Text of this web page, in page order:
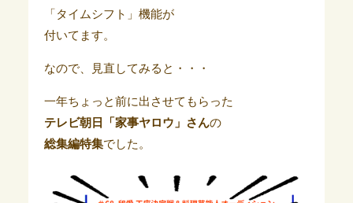
「タイムシフト」機能が
付いてます。
なので、見直してみると・・・
一年ちょっと前に出させてもらった
テレビ朝日「家事ヤロウ」さんの
総集編特集でした。